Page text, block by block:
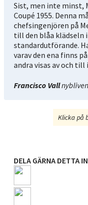
Klicka på
Sist, men inte minst,
Coupé 1955. Denna
chefsingenjören på
till den blåa klädseln
standardutförande.
varav den ena finns
andra visas av och
Francisco Vall
DELA GÄRNA DETTA